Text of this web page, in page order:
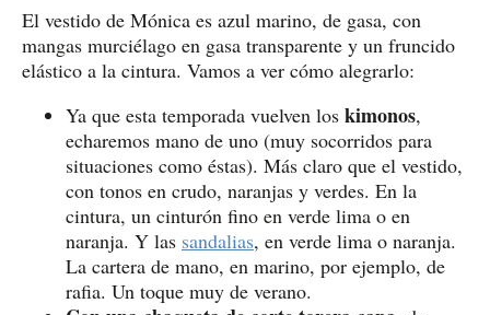
El vestido de Mónica es azul marino, de gasa, con
mangas murciélago en gasa transparente y un fruncido
elástico a la cintura. Vamos a ver cómo alegrarlo:
Ya que esta temporada vuelven los kimonos,
echaremos mano de uno (muy socorridos para
situaciones como éstas). Más claro que el vestido,
con tonos en crudo, naranjas y verdes. En la
cintura, un cinturón fino en verde lima o en
naranja. Y las sandalias, en verde lima o naranja.
La cartera de mano, en marino, por ejemplo, de
rafia. Un toque muy de verano.